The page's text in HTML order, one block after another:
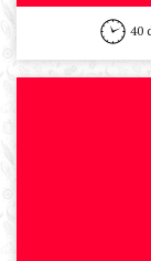
40